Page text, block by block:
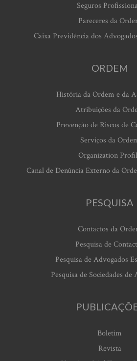
Seguros
Pareceres da
Caixa Previdência dos
ORDEM
História da Ordem e da
Atribuições da
Prevenção de Riscos de
Serviços da
Organization
Canal de Denúncia Externo da
PESQUISA
Contactos da
Pesquisa de
Pesquisa de Advogados
Pesquisa de Sociedades de
Boletim
Revista